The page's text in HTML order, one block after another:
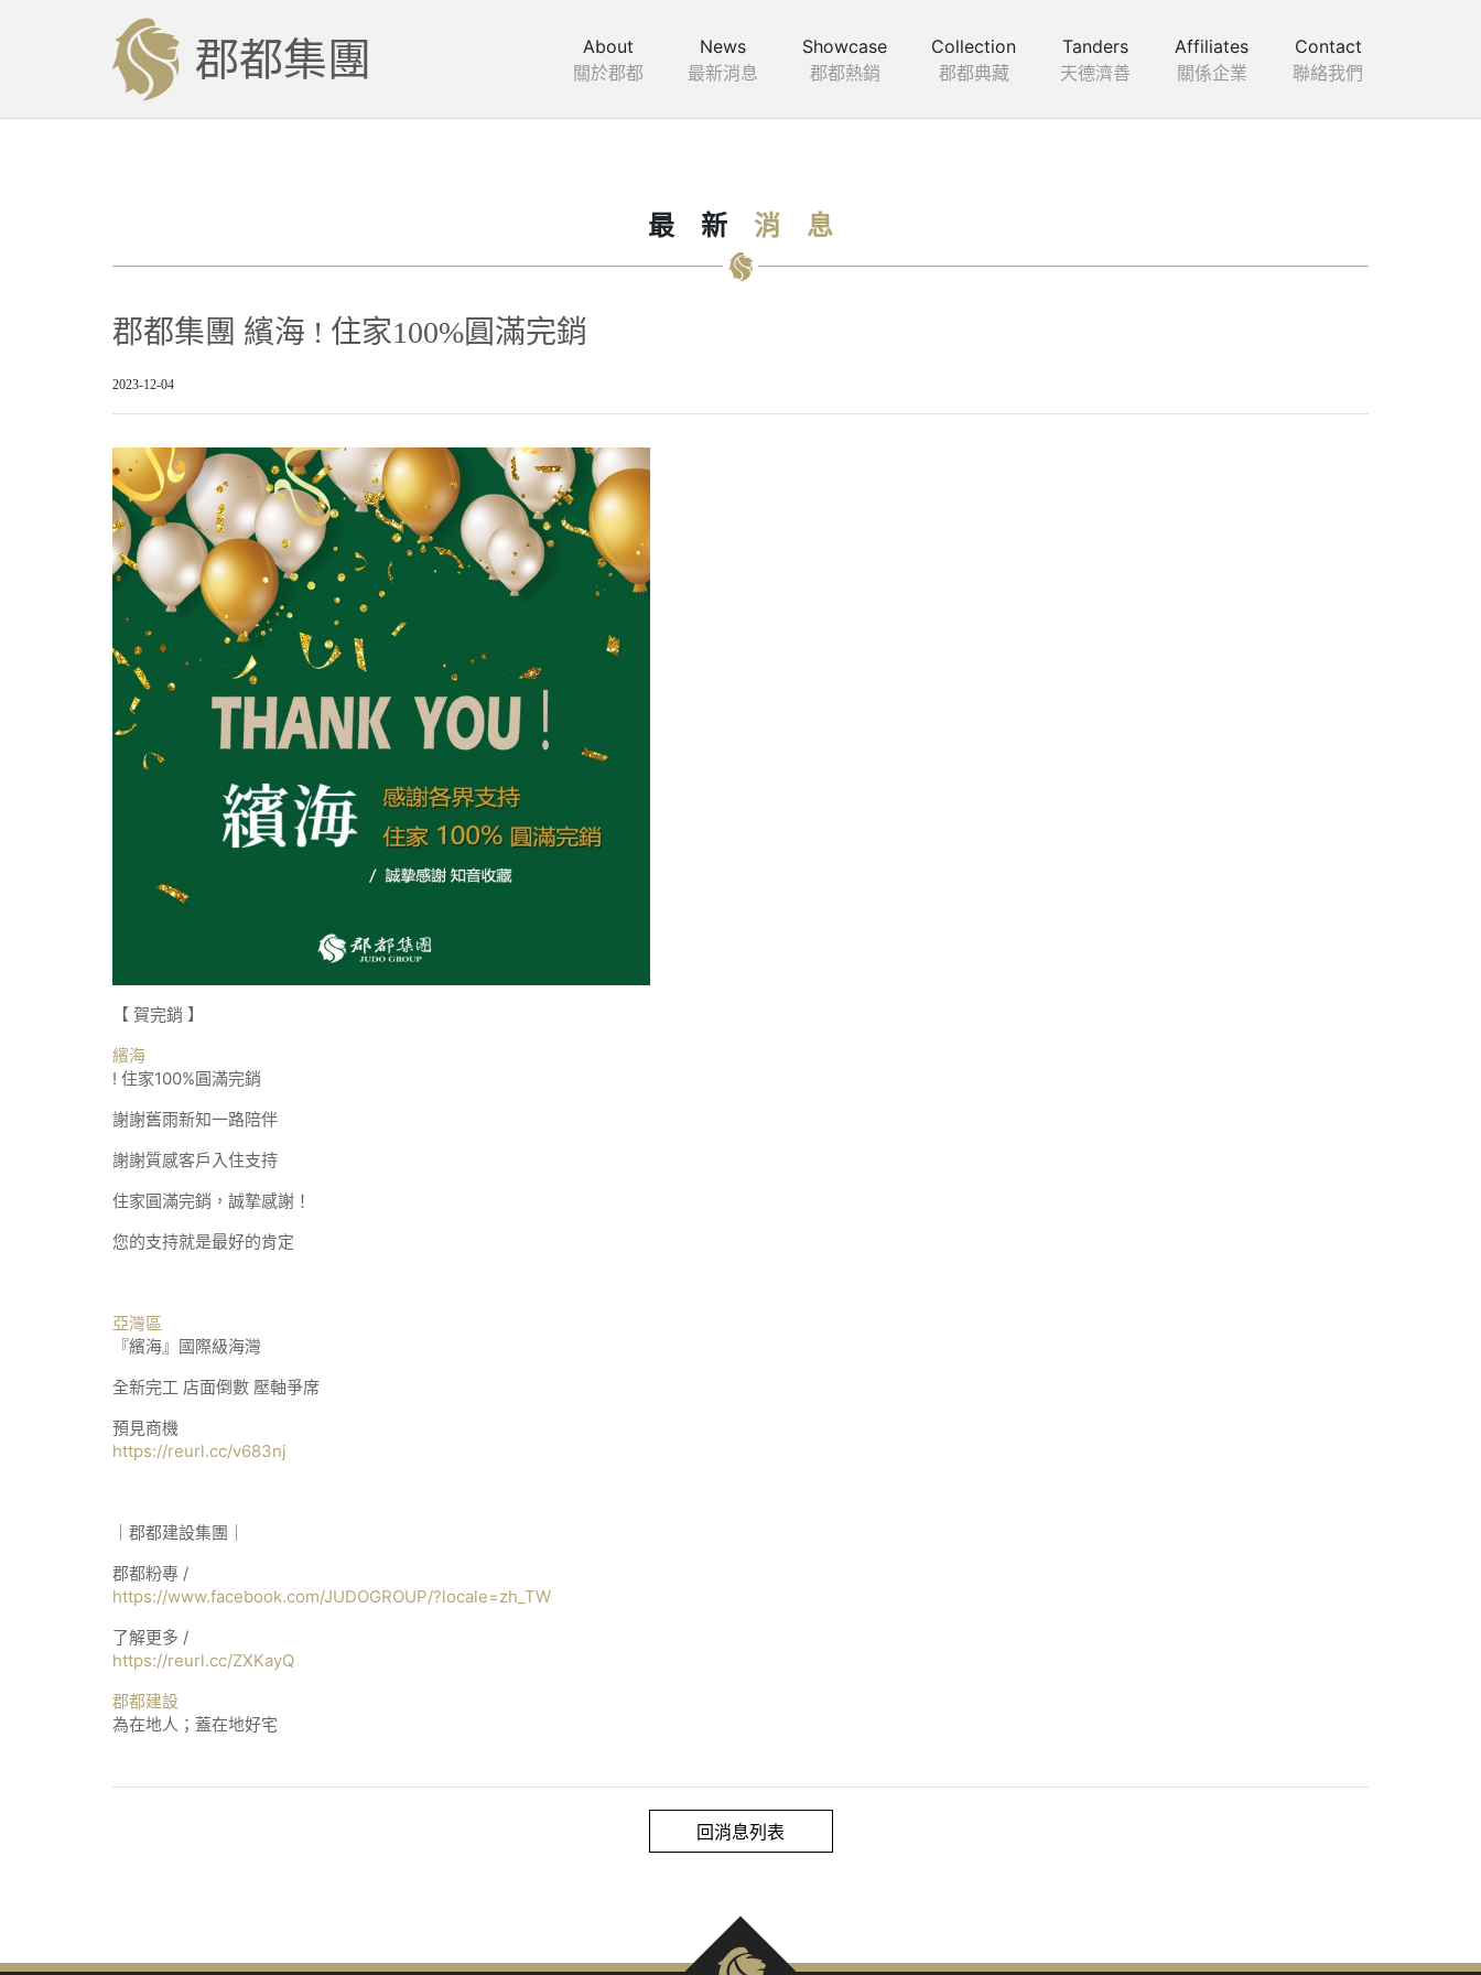
郡都集團
About
關於郡都
News
最新消息
Showcase
郡都熱銷
Collection
郡都典藏
Tanders
天德濟善
Affiliates
關係企業
Contact
聯絡我們
最 新 消 息
郡都集團 繽海 ! 住家100%圓滿完銷
2023-12-04
【 賀完銷 】
繽海
! 住家100%圓滿完銷
謝謝舊雨新知一路陪伴
謝謝質感客戶入住支持
住家圓滿完銷，誠摯感謝！
您的支持就是最好的肯定
亞灣區
『繽海』國際級海灣
全新完工 店面倒數 壓軸爭席
預見商機
https://reurl.cc/v683nj
｜郡都建設集團｜
郡都粉專 /
https://www.facebook.com/JUDOGROUP/?locale=zh_TW
了解更多 /
https://reurl.cc/ZXKayQ
郡都建設
為在地人；蓋在地好宅
回消息列表